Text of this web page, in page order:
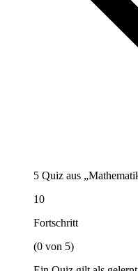
5 Quiz aus
10
Fortschritt
(0 von 5)